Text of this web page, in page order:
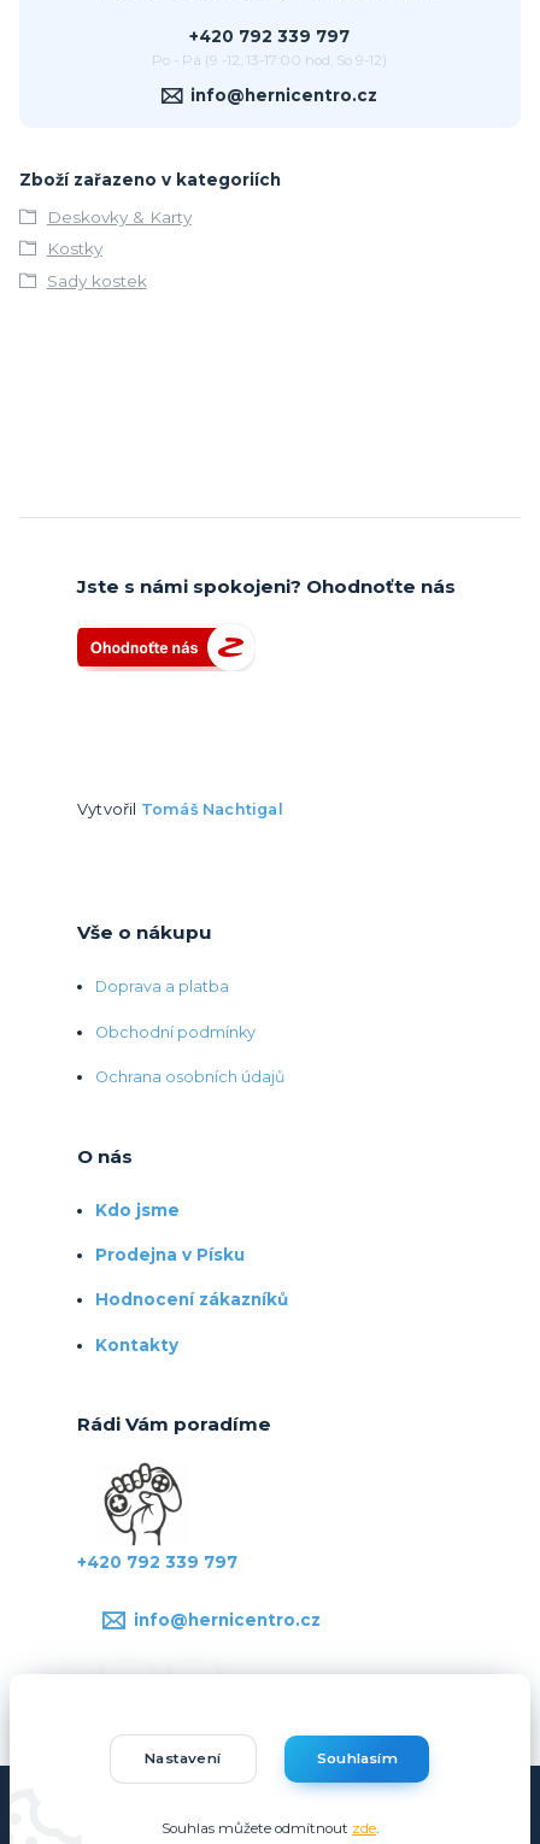
+420 792 339 797
Po - Pá (9 -12, 13-17:00 hod, So 9-12)
info@hernicentro.cz
Zboží zařazeno v kategoriích
Deskovky & Karty
Kostky
Sady kostek
Jste s námi spokojeni? Ohodnoťte nás
Vytvořil Tomáš Nachtigal
Vše o nákupu
Doprava a platba
Obchodní podmínky
Ochrana osobních údajů
O nás
Kdo jsme
Prodejna v Písku
Hodnocení zákazníků
Kontakty
Rádi Vám poradíme
+420 792 339 797
info@hernicentro.cz
Eshop-rychle.cz
Nastavení Souhlasím
Souhlas můžete odmítnout zde.